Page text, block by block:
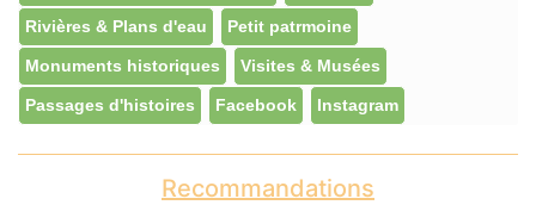
Rivières & Plans d'eau Petit patrmoine
Monuments historiques Visites & Musées
Passages d'histoires Facebook Instagram
Recommandations